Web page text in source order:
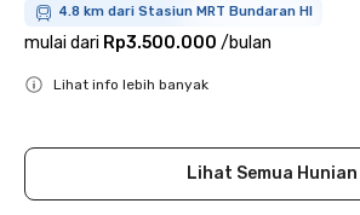
4.8 km dari Stasiun MRT Bundaran HI
mulai dari Rp3.500.000 /bulan
Lihat info lebih banyak
Lihat Semua Hunian